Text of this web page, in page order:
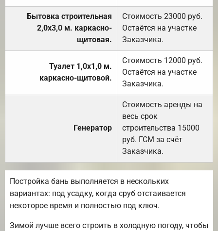
Бытовка строительная
2,0х3,0 м. каркасно-
щитовая.
Стоимость 23000 руб.
Остаётся на участке
Заказчика.
Туалет 1,0х1,0 м.
каркасно-щитовой.
Стоимость 12000 руб.
Остаётся на участке
Заказчика.
Генератор
Стоимость аренды на
весь срок
строительства 15000
руб. ГСМ за счёт
Заказчика.
Постройка бань выполняется в нескольких
вариантах: под усадку, когда сруб отстаивается
некоторое время и полностью под ключ.
Зимой лучше всего строить в холодную погоду, чтобы